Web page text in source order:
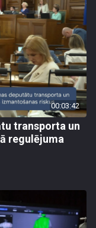
00:03:42
transporta un
regulējuma